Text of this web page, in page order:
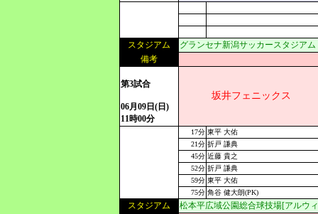
スタジアム
グランセナ新潟サッカースタジアム
備考
第3試合
06月09日(日)
11時00分
坂井フェニックス
17分 東平 大佑
21分 折戸 謙典
45分 近藤 貴之
52分 折戸 謙典
59分 東平 大佑
75分 角谷 健大朗(PK)
スタジアム
松本平広域公園総合球技場[アルウ